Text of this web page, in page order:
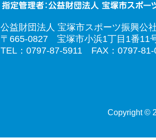
公益財団法人 宝塚市スポーツ振興公
〒665-0827 宝塚市小浜1丁目1番11
TEL：0797-87-5911 FAX：0797-81-
Copyright ©